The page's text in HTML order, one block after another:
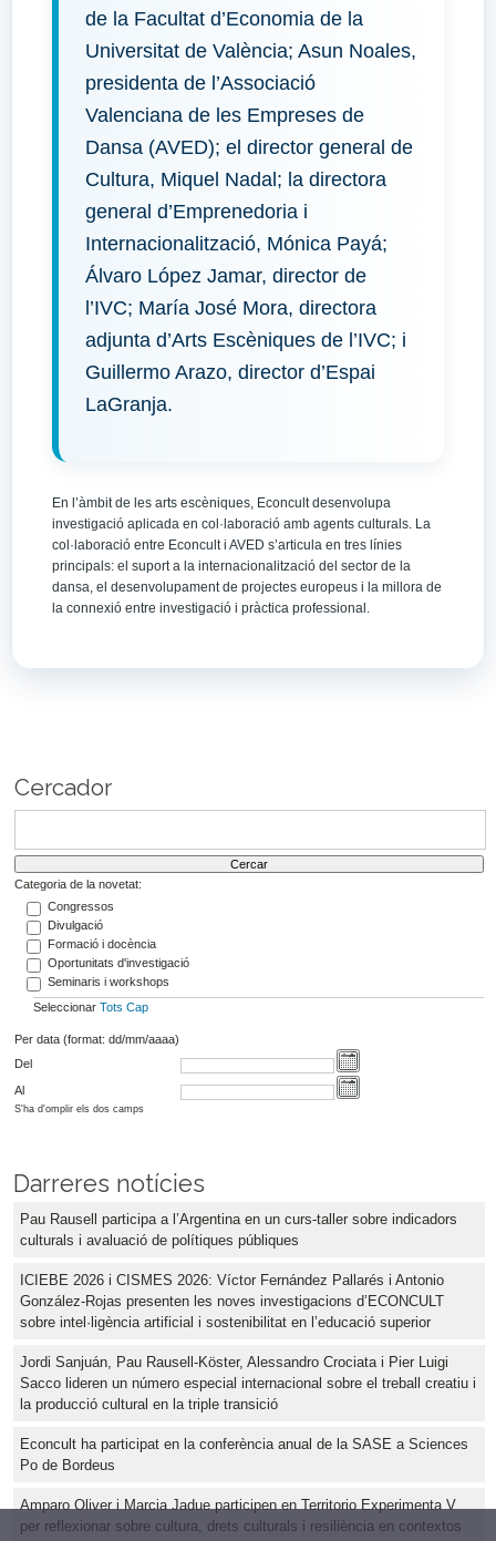
de la Facultat d’Economia de la
Universitat de València; Asun Noales,
presidenta de l’Associació
Valenciana de les Empreses de
Dansa (AVED); el director general de
Cultura, Miquel Nadal; la directora
general d’Emprenedoria i
Internacionalització, Mónica Payá;
Álvaro López Jamar, director de
l’IVC; María José Mora, directora
adjunta d’Arts Escèniques de l’IVC; i
Guillermo Arazo, director d’Espai
LaGranja.
En l’àmbit de les arts escèniques, Econcult desenvolupa
investigació aplicada en col·laboració amb agents culturals. La
col·laboració entre Econcult i AVED s’articula en tres línies
principals: el suport a la internacionalització del sector de la
dansa, el desenvolupament de projectes europeus i la millora de
la connexió entre investigació i pràctica professional.
Cercador
Categoria de la novetat:
Congressos
Divulgació
Formació i docència
Oportunitats d'investigació
Seminaris i workshops
Seleccionar Tots Cap
Per data (format: dd/mm/aaaa)
Del
Al
S'ha d'omplir els dos camps
Darreres notícies
Pau Rausell participa a l’Argentina en un curs-taller sobre indicadors
culturals i avaluació de polítiques públiques
ICIEBE 2026 i CISMES 2026: Víctor Fernández Pallarés i Antonio
González-Rojas presenten les noves investigacions d’ECONCULT
sobre intel·ligència artificial i sostenibilitat en l’educació superior
Jordi Sanjuán, Pau Rausell-Köster, Alessandro Crociata i Pier Luigi
Sacco lideren un número especial internacional sobre el treball creatiu i
la producció cultural en la triple transició
Econcult ha participat en la conferència anual de la SASE a Sciences
Po de Bordeus
Amparo Oliver i Marcia Jadue participen en Territorio Experimenta V
per reflexionar sobre cultura, drets culturals i resiliència en contextos